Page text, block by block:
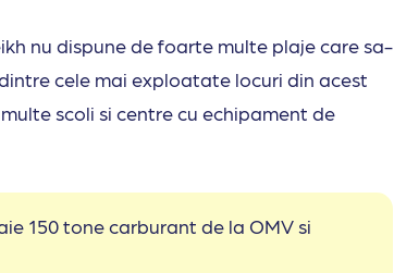
nu dispune de foarte multe plaje care sa-
cele mai exploatate locuri din acest
scoli si centre cu echipament de
150 tone carburant de la OMV si